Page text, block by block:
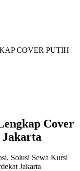
COVER PUTIH
Cover
Solusi Sewa Kursi
Jakarta